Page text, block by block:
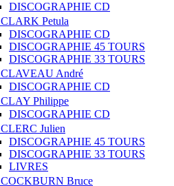
DISCOGRAPHIE CD
CLARK Petula
DISCOGRAPHIE CD
DISCOGRAPHIE 45 TOURS
DISCOGRAPHIE 33 TOURS
CLAVEAU André
DISCOGRAPHIE CD
CLAY Philippe
DISCOGRAPHIE CD
CLERC Julien
DISCOGRAPHIE 45 TOURS
DISCOGRAPHIE 33 TOURS
LIVRES
COCKBURN Bruce